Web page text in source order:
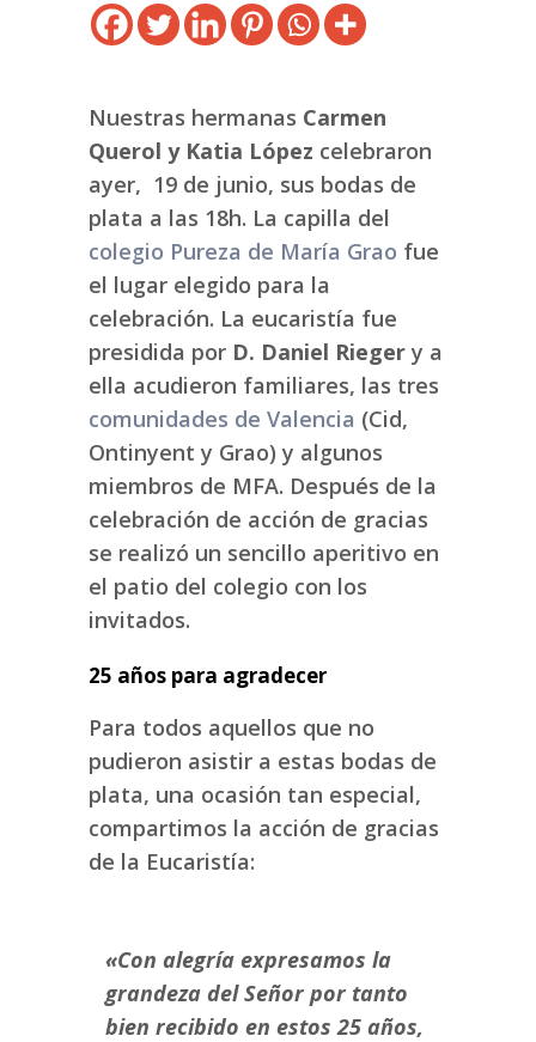
Nuestras hermanas Carmen
Querol y Katia López celebraron
ayer, 19 de junio, sus bodas de
plata a las 18h. La capilla del
colegio Pureza de María Grao fue
el lugar elegido para la
celebración. La eucaristía fue
presidida por D. Daniel Riegery a
ella acudieron familiares, las tres
comunidades de Valencia (Cid,
Ontinyent y Grao) y algunos
miembros de MFA. Después de la
celebración de acción de gracias
se realizó un sencillo aperitivo en
el patio del colegio con los
invitados.
25 años para agradecer
Para todos aquellos que no
pudieron asistir a estas bodas de
plata, una ocasión tan especial,
compartimos la acción de gracias
de la Eucaristía:
«Con alegría expresamos la
grandeza del Señor por tanto
bien recibido en estos 25 años,